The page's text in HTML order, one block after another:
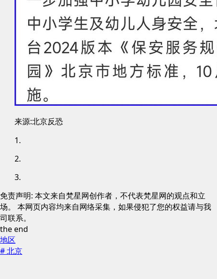
来源:北京反恐
1.
2.
3.
免责声明: 本文来自梵星网创作者，不代表梵星网的观点和立
场。 本网页内容均来自网络采集，如果侵犯了您的权益请与我
司联系。
the end
地区
# 北京